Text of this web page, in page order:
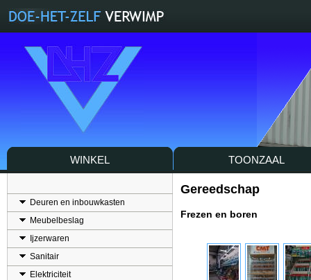
WINKEL TOONZAAL
Deuren en inbouwkasten
Meubelbeslag
Ijzerwaren
Sanitair
Elektriciteit
Gereedschap
Frezen en boren